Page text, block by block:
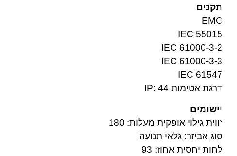
תקנים
EMC
IEC 55015
IEC 61000-3-2
IEC 61000-3-3
IEC 61547
דרגת אטימות IP: 44
יישומים
זווית גילוי אופקית מעלות: 180
סוג אביזר: גלאי תנועה
לחות יחסית אחוז: 93